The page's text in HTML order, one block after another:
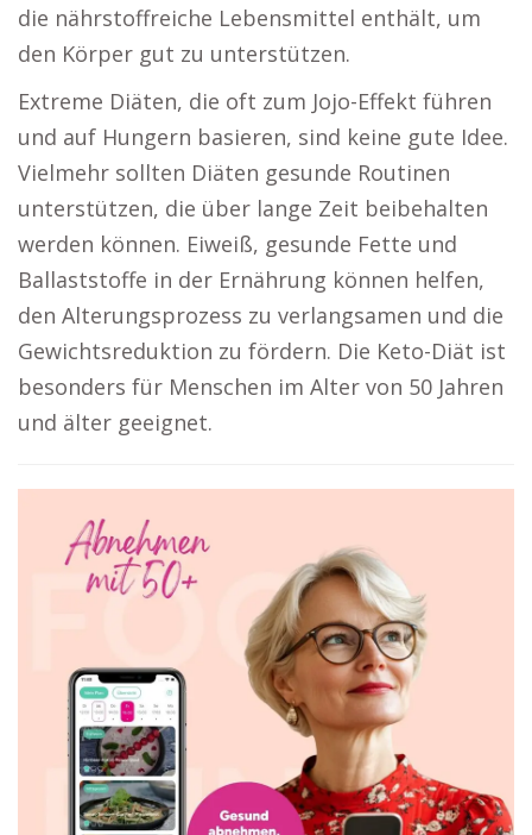
die nährstoffreiche Lebensmittel enthält, um
den Körper gut zu unterstützen.
Extreme Diäten, die oft zum Jojo-Effekt führen
und auf Hungern basieren, sind keine gute Idee.
Vielmehr sollten Diäten gesunde Routinen
unterstützen, die über lange Zeit beibehalten
werden können. Eiweiß, gesunde Fette und
Ballaststoffe in der Ernährung können helfen,
den Alterungsprozess zu verlangsamen und die
Gewichtsreduktion zu fördern. Die Keto-Diät ist
besonders für Menschen im Alter von 50 Jahren
und älter geeignet.